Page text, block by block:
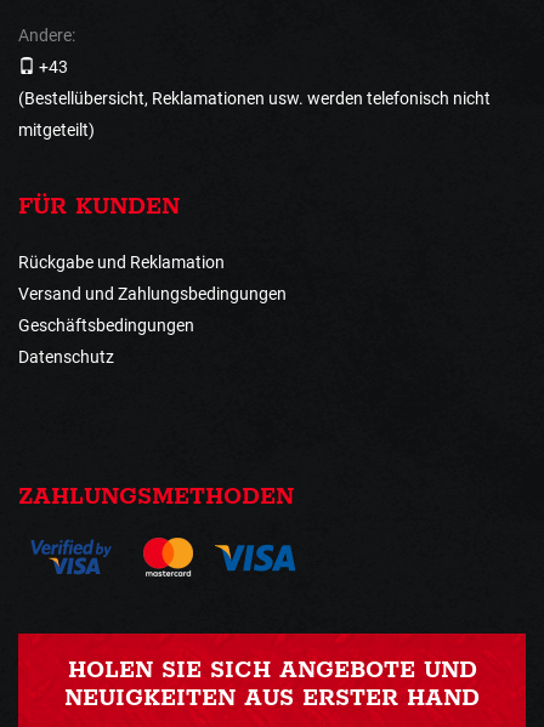
Andere:
+43
(Bestellübersicht, Reklamationen usw. werden telefonisch nicht
mitgeteilt)
FÜR KUNDEN
Rückgabe und Reklamation
Versand und Zahlungsbedingungen
Geschäftsbedingungen
Datenschutz
ZAHLUNGSMETHODEN
HOLEN SIE SICH ANGEBOTE UND
NEUIGKEITEN AUS ERSTER HAND